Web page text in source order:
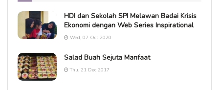
HDI dan Sekolah SPI Melawan Badai Krisis
Ekonomi dengan Web Series Inspirational
Wed, 07 Oct 2020
Salad Buah Sejuta Manfaat
Thu, 21 Dec 2017